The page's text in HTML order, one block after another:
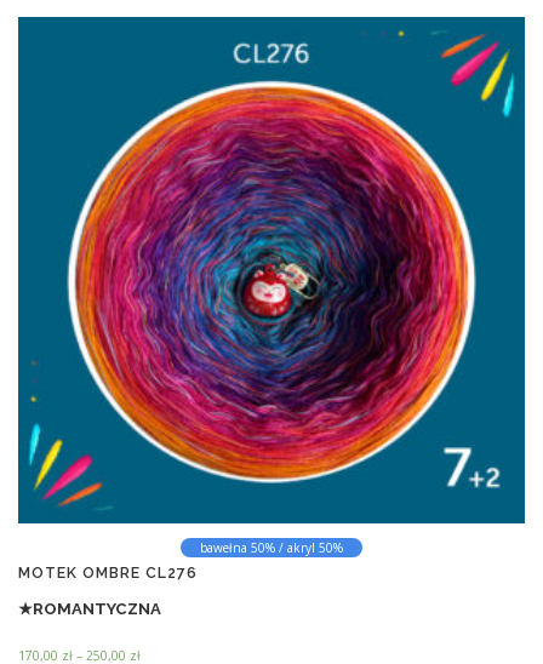
bawełna 50% / akryl 50%
MOTEK OMBRE CL276
★ROMANTYCZNA
170,00 zł – 250,00 złZ